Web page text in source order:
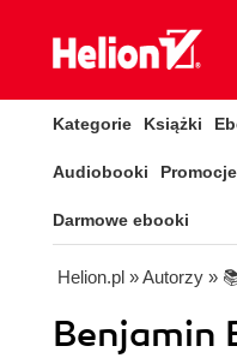
Kategorie Książki
Audiobooki Promocje
Darmowe ebooki
Helion.pl » Autorzy »
Benjamin